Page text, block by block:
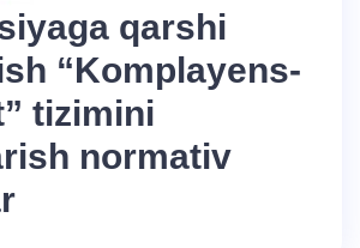
qarshi
“Komplayens-
tizimini
normativ